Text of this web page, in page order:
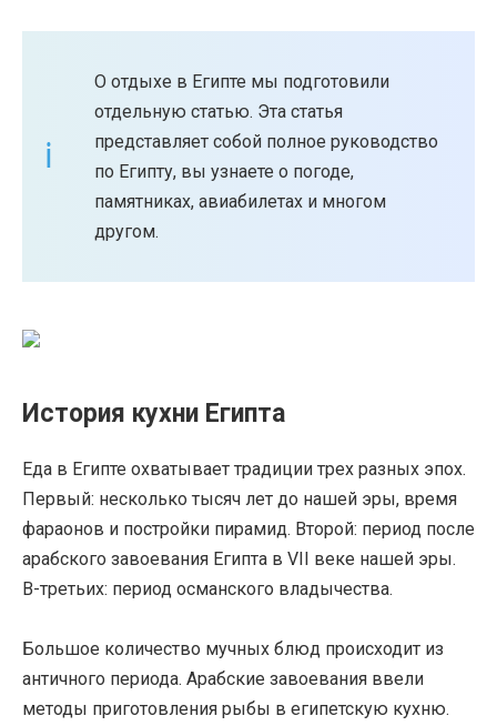
О отдыхе в Египте мы подготовили
отдельную статью. Эта статья
представляет собой полное руководство
по Египту, вы узнаете о погоде,
памятниках, авиабилетах и ​​многом
другом.
История кухни Египта
Еда в Египте охватывает традиции трех разных эпох.
Первый: несколько тысяч лет до нашей эры, время
фараонов и постройки пирамид. Второй: период после
арабского завоевания Египта в VII веке нашей эры.
В-третьих: период османского владычества.
Большое количество мучных блюд происходит из
античного периода. Арабские завоевания ввели
методы приготовления рыбы в египетскую кухню.